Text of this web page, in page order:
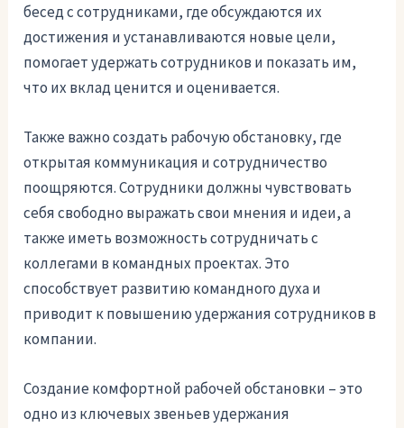
бесед с сотрудниками, где обсуждаются их
достижения и устанавливаются новые цели,
помогает удержать сотрудников и показать им,
что их вклад ценится и оценивается.
Также важно создать рабочую обстановку, где
открытая коммуникация и сотрудничество
поощряются. Сотрудники должны чувствовать
себя свободно выражать свои мнения и идеи, а
также иметь возможность сотрудничать с
коллегами в командных проектах. Это
способствует развитию командного духа и
приводит к повышению удержания сотрудников в
компании.
Создание комфортной рабочей обстановки – это
одно из ключевых звеньев удержания